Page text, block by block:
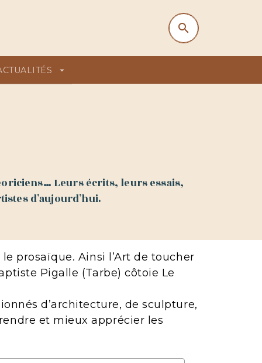
search
arrow_drop_down
search
Leurs écrits, leurs essais,
d’aujourd’hui.
prosaïque. Ainsi l’Art de toucher
Pigalle (Tarbe) côtoie Le
d’architecture, de sculpture,
et mieux apprécier les